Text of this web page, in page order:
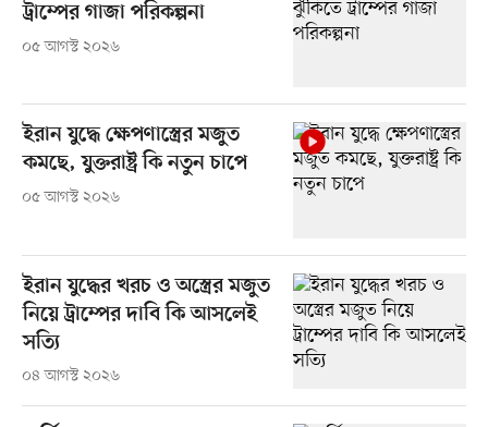
ট্রাম্পের গাজা পরিকল্পনা
০৫ আগস্ট ২০২৬
ইরান যুদ্ধে ক্ষেপণাস্ত্রের মজুত
কমছে, যুক্তরাষ্ট্র কি নতুন চাপে
০৫ আগস্ট ২০২৬
ইরান যুদ্ধের খরচ ও অস্ত্রের মজুত
নিয়ে ট্রাম্পের দাবি কি আসলেই
সত্যি
০৪ আগস্ট ২০২৬